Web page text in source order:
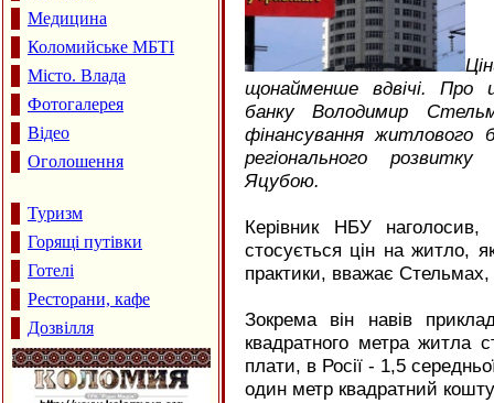
Медицина
Коломийське МБТІ
Місто. Влада
Фотогалерея
Відео
Оголошення
Туризм
Горящі путівки
Готелі
Ресторани, кафе
Дозвілля
щонайменше вдвічі. Про
банку Володимир
фінансування житлового
регіонального
Яцубою.
Керівник НБУ
стосується цін на житло,
практики, вважає
Зокрема він навів
квадратного метра житла
плати, в Росії - 1,5
один метр квадратний